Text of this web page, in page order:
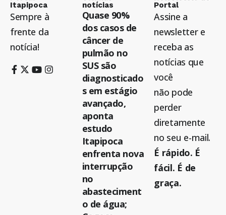
Itapipoca
Sempre à
frente da
notícia!
notícias
Quase 90%
dos casos de
câncer de
pulmão no
SUS são
diagnosticado
s em estágio
avançado,
aponta
estudo
Itapipoca
enfrenta nova
interrupção
no
abasteciment
o de água;
Portal
Assine a
newsletter e
receba as
notícias que
você
não pode
perder
diretamente
no seu e-mail.
É rápido. É
fácil. É de
graça.